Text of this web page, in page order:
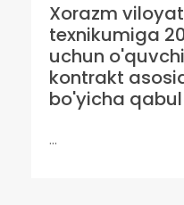
Xorazm
texnikumiga
uchun
kontrakt
bo'yicha
...